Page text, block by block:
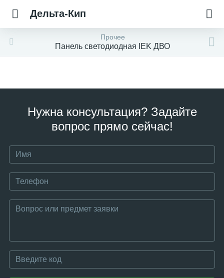
Дельта-Кип
Прочее
Панель светодиодная IEK ДВО
Нужна консультация? Задайте
вопрос прямо сейчас!